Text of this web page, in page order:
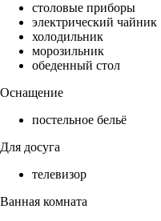
столовые приборы
электрический чайник
холодильник
морозильник
обеденный стол
Оснащение
постельное бельё
Для досуга
телевизор
Ванная комната